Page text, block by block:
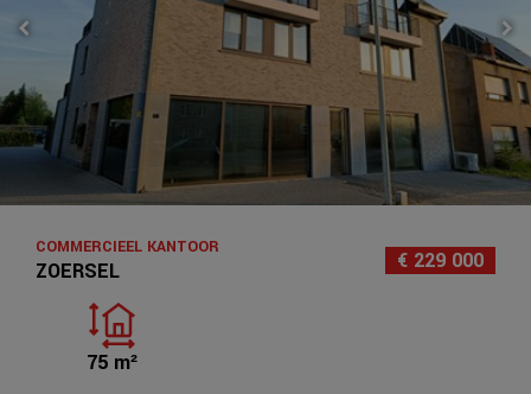
€ 229 000
ZOERSEL
COMMERCIEEL KANTOOR
75 m²